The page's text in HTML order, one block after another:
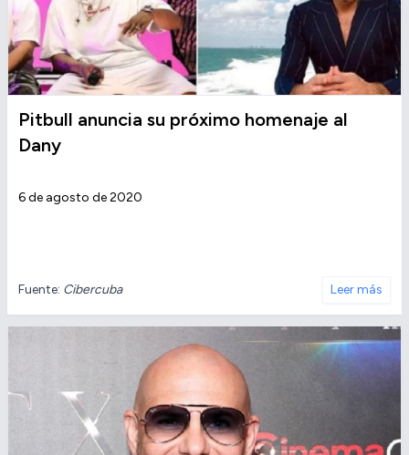
Pitbull anuncia su próximo homenaje al
Dany
6 de agosto de 2020
Fuente: Cibercuba Leer más